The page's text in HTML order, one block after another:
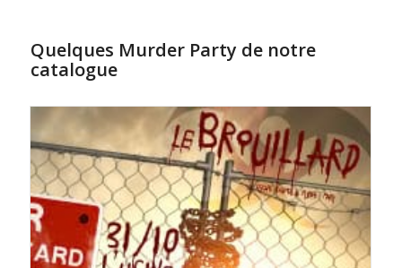
Quelques Murder Party de notre
catalogue